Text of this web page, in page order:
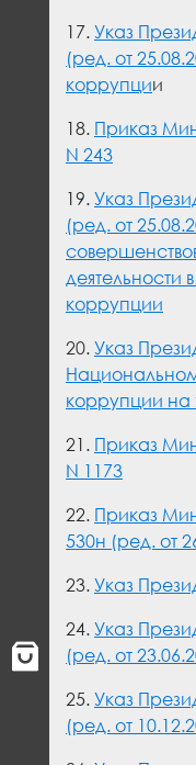
17. Указ
(ред. от
коррупции
18. Приказ
N 243
19. Указ
(ред. от
деятельности
коррупции
20. Указ
коррупции на
21. Приказ
N 1173
22. Приказ
530н (ред. от
23. Указ
24. Указ
(ред. от
25. Указ
(ред. от